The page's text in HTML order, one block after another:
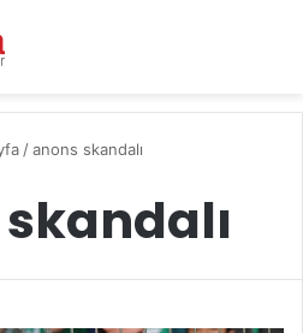
/ anons skandalı